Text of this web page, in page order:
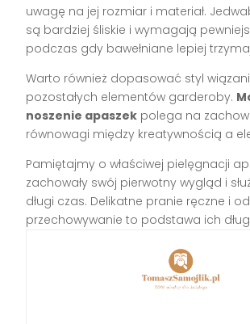
uwagę na jej rozmiar i materiał.
są bardziej śliskie i wymagają
podczas gdy bawełniane lepiej
Warto również dopasować styl
pozostałych elementów garderoby.
noszenie apaszek polega na
równowagi między kreatywnością a
Pamiętajmy o właściwej pielęgnacji
zachowały swój pierwotny wygląd i
długi czas. Delikatne pranie ręczne i
przechowywanie to podstawa ich